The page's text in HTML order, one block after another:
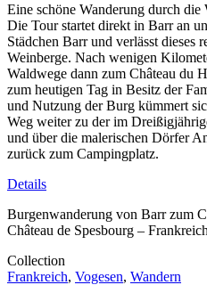
Eine schöne Wanderung durch
Die Tour startet direkt in Barr an
Städchen Barr und verlässt dieses
Weinberge. Nach wenigen
Waldwege dann zum Château du
zum heutigen Tag in Besitz der
und Nutzung der Burg kümmert
Weg weiter zu der im
und über die malerischen Dörfer
zurück zum Campingplatz.
Details
Burgenwanderung von Barr zum
Château de Spesbourg –
Collection
Frankreich, Vogesen, Wandern